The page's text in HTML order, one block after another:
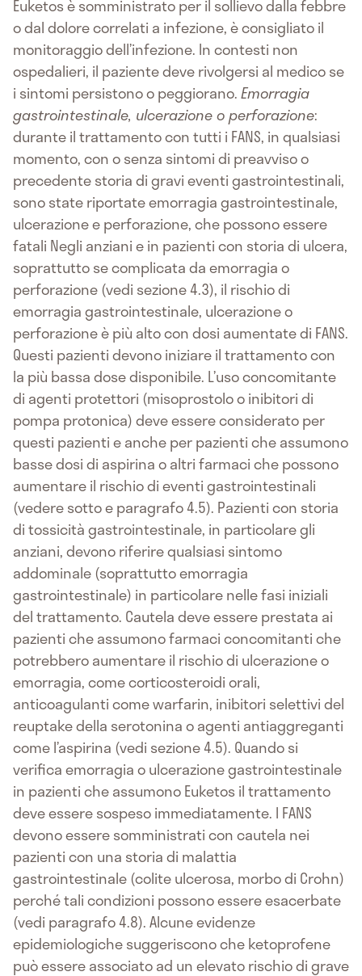
Euketos è somministrato per il sollievo dalla febbre
o dal dolore correlati a infezione, è consigliato il
monitoraggio dell’infezione. In contesti non
ospedalieri, il paziente deve rivolgersi al medico se
i sintomi persistono o peggiorano.Emorragia
gastrointestinale, ulcerazione o perforazione:
durante il trattamento con tutti i FANS, in qualsiasi
momento, con o senza sintomi di preavviso o
precedente storia di gravi eventi gastrointestinali,
sono state riportate emorragia gastrointestinale,
ulcerazione e perforazione, che possono essere
fatali Negli anziani e in pazienti con storia di ulcera,
soprattutto se complicata da emorragia o
perforazione (vedi sezione 4.3), il rischio di
emorragia gastrointestinale, ulcerazione o
perforazione è più alto con dosi aumentate di FANS.
Questi pazienti devono iniziare il trattamento con
la più bassa dose disponibile. L’uso concomitante
di agenti protettori (misoprostolo o inibitori di
pompa protonica) deve essere considerato per
questi pazienti e anche per pazienti che assumono
basse dosi di aspirina o altri farmaci che possono
aumentare il rischio di eventi gastrointestinali
(vedere sotto e paragrafo 4.5). Pazienti con storia
di tossicità gastrointestinale, in particolare gli
anziani, devono riferire qualsiasi sintomo
addominale (soprattutto emorragia
gastrointestinale) in particolare nelle fasi iniziali
del trattamento. Cautela deve essere prestata ai
pazienti che assumono farmaci concomitanti che
potrebbero aumentare il rischio di ulcerazione o
emorragia, come corticosteroidi orali,
anticoagulanti come warfarin, inibitori selettivi del
reuptake della serotonina o agenti antiaggreganti
come l’aspirina (vedi sezione 4.5). Quando si
verifica emorragia o ulcerazione gastrointestinale
in pazienti che assumono Euketos il trattamento
deve essere sospeso immediatamente. I FANS
devono essere somministrati con cautela nei
pazienti con una storia di malattia
gastrointestinale (colite ulcerosa, morbo di Crohn)
perché tali condizioni possono essere esacerbate
(vedi paragrafo 4.8). Alcune evidenze
epidemiologiche suggeriscono che ketoprofene
può essere associato ad un elevato rischio di grave